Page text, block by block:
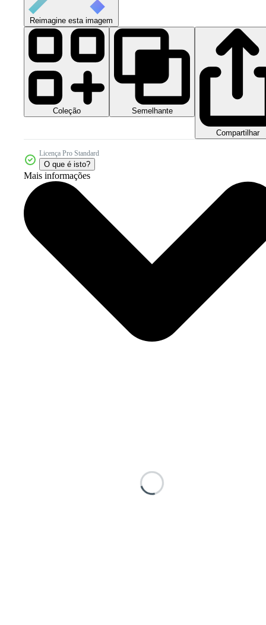
Reimagine esta imagem
Coleção Semelhante
Compartilhar
Licença Pro Standard
O que é isto?
Mais informações